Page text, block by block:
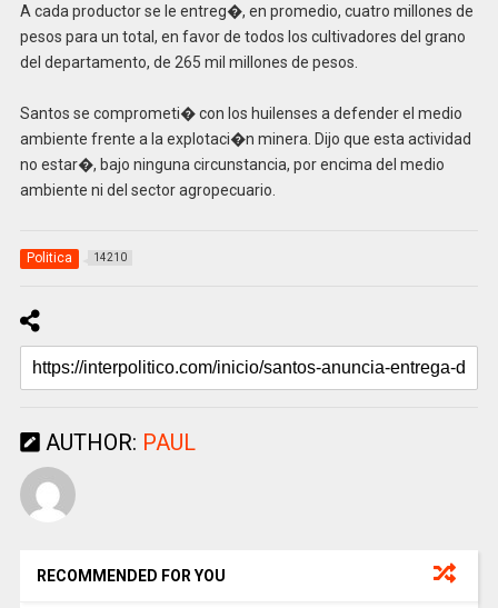
A cada productor se le entreg�, en promedio, cuatro millones de
pesos para un total, en favor de todos los cultivadores del grano
del departamento, de 265 mil millones de pesos.
Santos se comprometi� con los huilenses a defender el medio
ambiente frente a la explotaci�n minera. Dijo que esta actividad
no estar�, bajo ninguna circunstancia, por encima del medio
ambiente ni del sector agropecuario.
Politica 14210
AUTHOR: PAUL
RECOMMENDED FOR YOU